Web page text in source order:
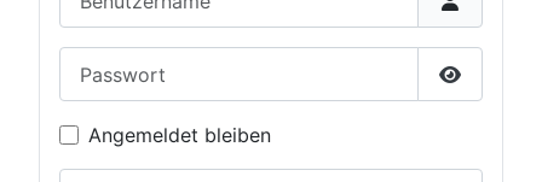
Passwort
Angemeldet bleiben